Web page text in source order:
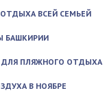
ВСЕЙ СЕМЬЕЙ
БАШКИРИИ
ДЛЯ ПЛЯЖНОГО ОТДЫХА
В НОЯБРЕ